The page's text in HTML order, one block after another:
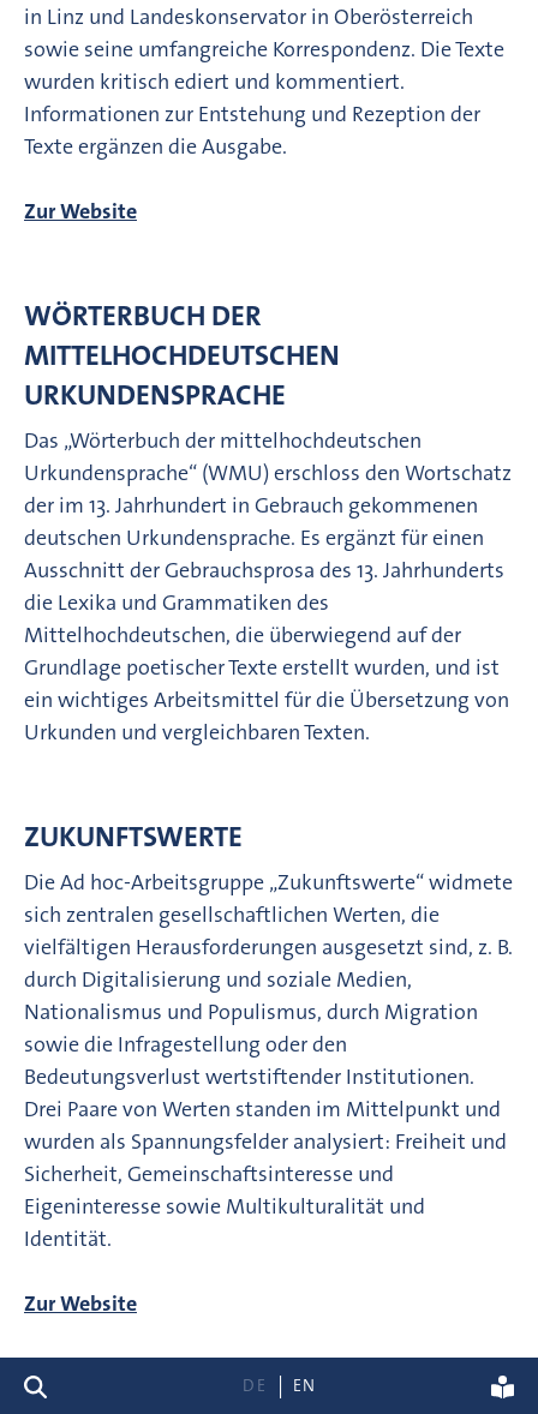
Suche DE EN
in Linz und Landeskonservator in Oberösterreich
sowie seine umfangreiche Korrespondenz. Die Texte
wurden kritisch ediert und kommentiert.
Informationen zur Entstehung und Rezeption der
Texte ergänzen die Ausgabe.
Zur Website
WÖRTERBUCH DER
MITTELHOCHDEUTSCHEN
URKUNDENSPRACHE
Das „Wörterbuch der mittelhochdeutschen
Urkundensprache“ (WMU) erschloss den Wortschatz
der im 13. Jahrhundert in Gebrauch gekommenen
deutschen Urkundensprache. Es ergänzt für einen
Ausschnitt der Gebrauchsprosa des 13. Jahrhunderts
die Lexika und Grammatiken des
Mittelhochdeutschen, die überwiegend auf der
Grundlage poetischer Texte erstellt wurden, und ist
ein wichtiges Arbeitsmittel für die Übersetzung von
Urkunden und vergleichbaren Texten.
ZUKUNFTSWERTE
Die Ad hoc-Arbeitsgruppe „Zukunftswerte“ widmete
sich zentralen gesellschaftlichen Werten, die
vielfältigen Herausforderungen ausgesetzt sind, z. B.
durch Digitalisierung und soziale Medien,
Nationalismus und Populismus, durch Migration
sowie die Infragestellung oder den
Bedeutungsverlust wertstiftender Institutionen.
Drei Paare von Werten standen im Mittelpunkt und
wurden als Spannungsfelder analysiert: Freiheit und
Sicherheit, Gemeinschaftsinteresse und
Eigeninteresse sowie Multikulturalität und
Identität.
Zur Website